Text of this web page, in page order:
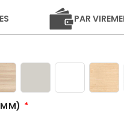
PAR